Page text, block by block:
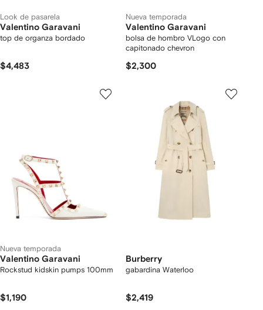
Look de pasarela
Valentino Garavani
top de organza bordado
$4,483
Nueva temporada
Valentino Garavani
bolsa de hombro VLogo con
capitonado chevron
$2,300
Nueva temporada
Valentino Garavani
Rockstud kidskin pumps 100mm
$1,190
Burberry
gabardina Waterloo
$2,419